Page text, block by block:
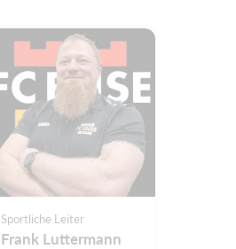
Sportliche Leiter
Frank Luttermann